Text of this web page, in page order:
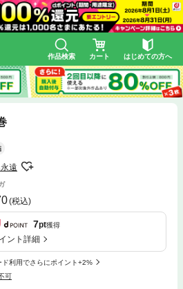
作品検索 カート はじめての方へ
遠
(税込)
7pt獲得
ント詳細
ド利用でさらにポイント+2%
可